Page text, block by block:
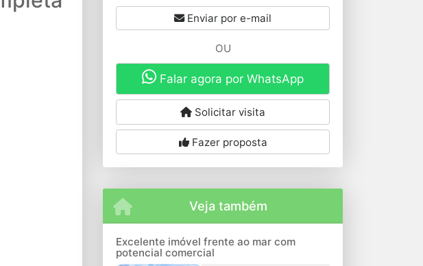
Enviar por e-mail
OU
Falar agora por WhatsApp
Solicitar visita
Fazer proposta
Veja também
Excelente imóvel frente ao mar com
potencial comercial